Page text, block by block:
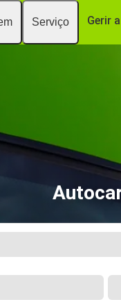
Serviço Gerir